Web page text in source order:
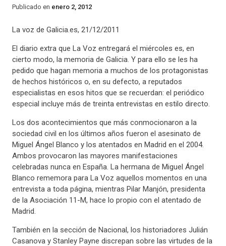
Publicado en enero 2, 2012
La voz de Galicia.es, 21/12/2011
El diario extra que La Voz entregará el miércoles es, en
cierto modo, la memoria de Galicia. Y para ello se les ha
pedido que hagan memoria a muchos de los protagonistas
de hechos históricos o, en su defecto, a reputados
especialistas en esos hitos que se recuerdan: el periódico
especial incluye más de treinta entrevistas en estilo directo.
Los dos acontecimientos que más conmocionaron a la
sociedad civil en los últimos años fueron el asesinato de
Miguel Ángel Blanco y los atentados en Madrid en el 2004.
Ambos provocaron las mayores manifestaciones
celebradas nunca en España. La hermana de Miguel Ángel
Blanco rememora para La Voz aquellos momentos en una
entrevista a toda página, mientras Pilar Manjón, presidenta
de la Asociación 11-M, hace lo propio con el atentado de
Madrid.
También en la sección de Nacional, los historiadores Julián
Casanova y Stanley Payne discrepan sobre las virtudes de la